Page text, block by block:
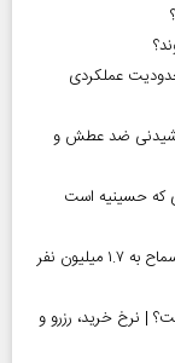
میلیون نفر با محدودیت عملکردی
ضد عطش و
که حسینیه است
آغاز رسمی برنامه‌های اربعین ۱۴۰۵ در مرز‌ها | ثبت‌نام سماح به ۱.۷ میلیون نفر
(س) در سال ۱۴۰۵ چقدر است؟ | نرخ خرید، رزرو و